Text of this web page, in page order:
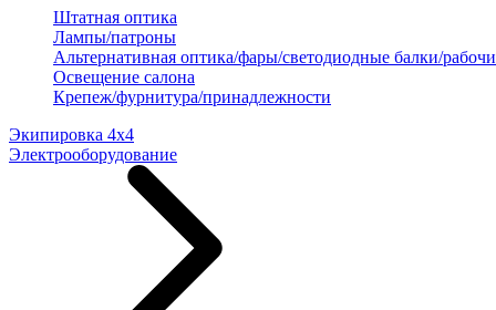
Штатная оптика
Лампы/патроны
Альтернативная оптика/фары/светодиодные балки/
Освещение салона
Крепеж/фурнитура/принадлежности
Экипировка 4х4
Электрооборудование